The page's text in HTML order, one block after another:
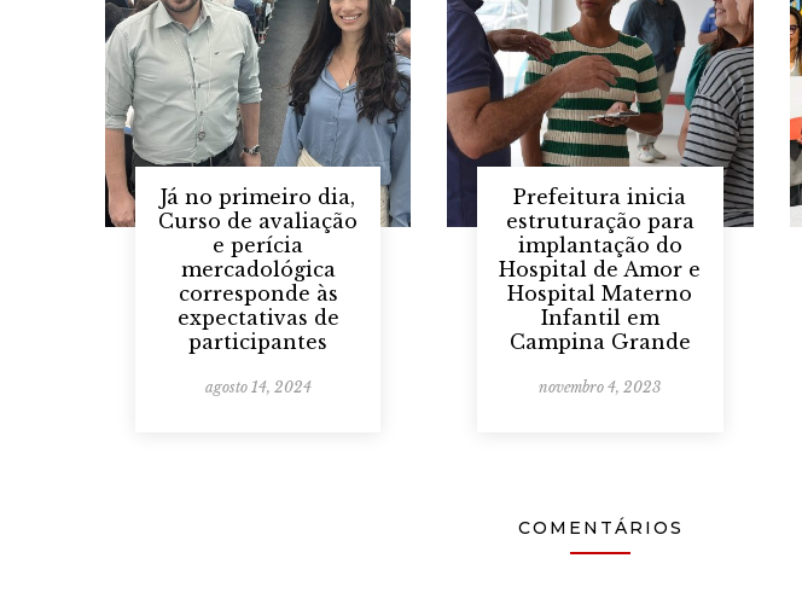
Já no primeiro dia,
Curso de avaliação
e perícia
mercadológica
corresponde às
expectativas de
participantes
agosto 14, 2024
Prefeitura inicia
estruturação para
implantação do
Hospital de Amor e
Hospital Materno
Infantil em
Campina Grande
novembro 4, 2023
COMENTÁRIOS